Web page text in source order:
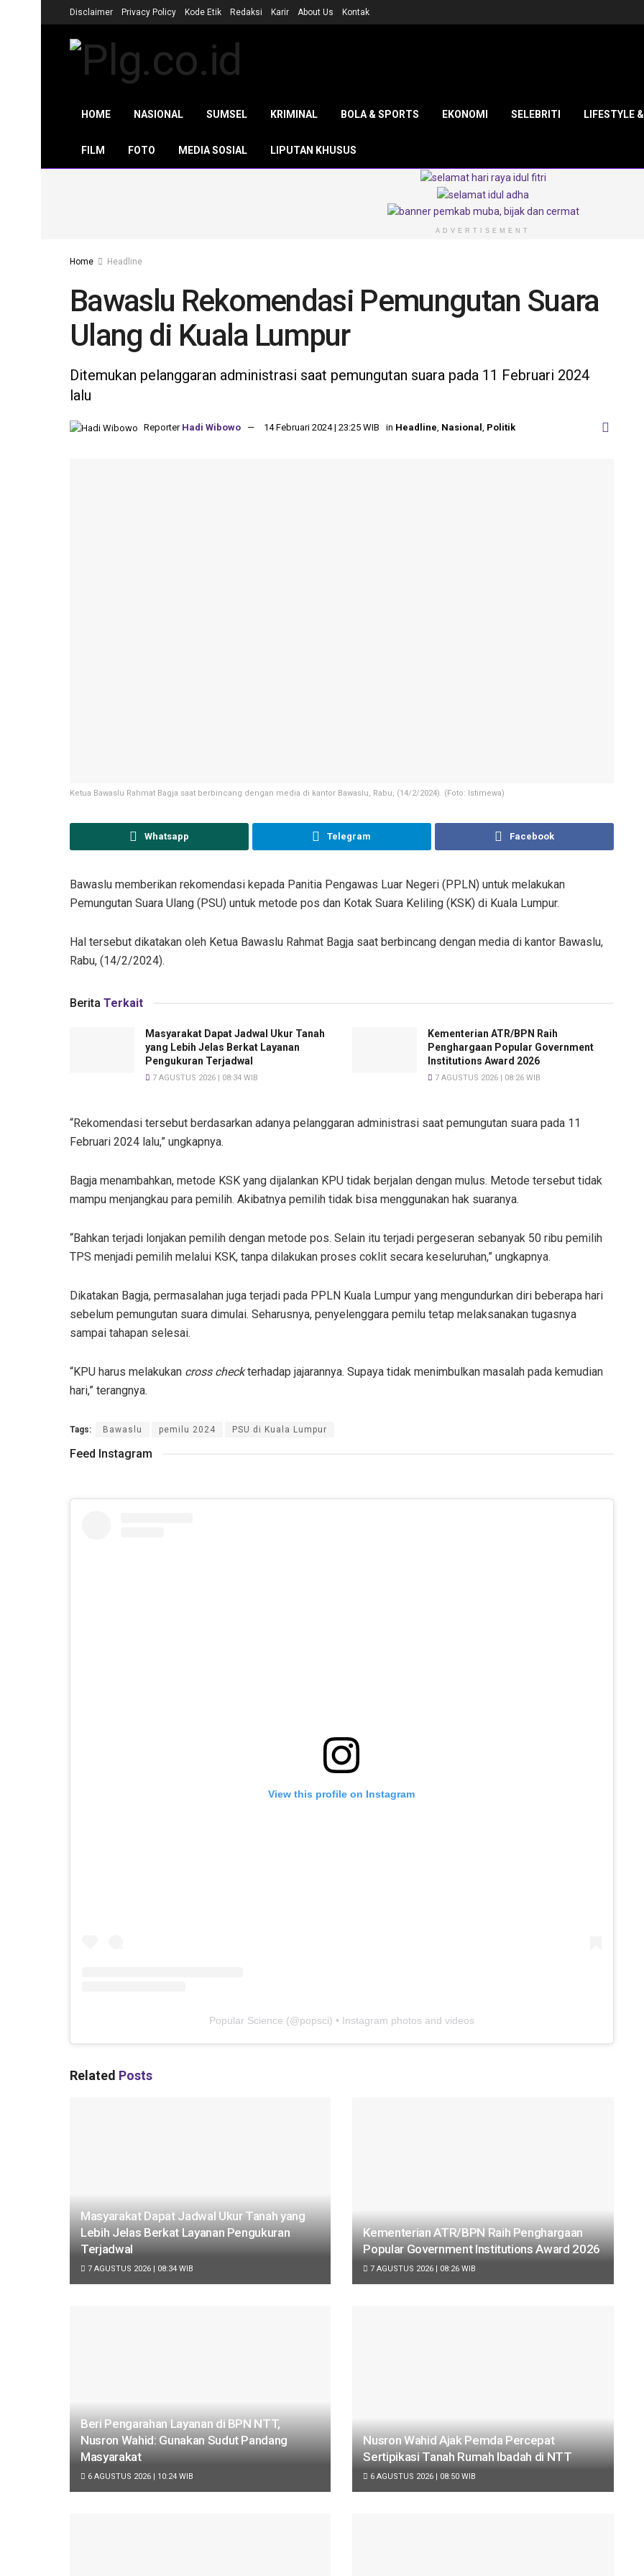
Disclaimer Privacy Policy Kode Etik Redaksi Karir About Us Kontak
HOME NASIONAL SUMSEL KRIMINAL BOLA & SPORTS EKONOMI SELEBRITI LIFESTYLE
FILM FOTO MEDIA SOSIAL LIPUTAN KHUSUS
ADVERTISEMENT
Home Headline
Bawaslu Rekomendasi Pemungutan Suara
Ulang di Kuala Lumpur
Ditemukan pelanggaran administrasi saat pemungutan suara pada 11 Februari 2024
lalu
Reporter Hadi Wibowo 14 Februari 2024 | 23:25 WIB in Headline, Nasional , Politik
Ketua Bawaslu Rahmat Bagja saat berbincang dengan media di kantor Bawaslu, Rabu, (14/2/2024). (Foto: Istimewa)
Whatsapp Telegram Facebook
Bawaslu memberikan rekomendasi kepada Panitia Pengawas Luar Negeri (PPLN) untuk melakukan
Pemungutan Suara Ulang (PSU) untuk metode pos dan Kotak Suara Keliling (KSK) di Kuala Lumpur.
Hal tersebut dikatakan oleh Ketua Bawaslu Rahmat Bagja saat berbincang dengan media di kantor Bawaslu,
Rabu, (14/2/2024).
Berita Terkait
Masyarakat Dapat Jadwal Ukur Tanah
yang Lebih Jelas Berkat Layanan
Pengukuran Terjadwal
7 AGUSTUS 2026 | 08:34 WIB
Kementerian ATR/BPN Raih
Penghargaan Popular Government
Institutions Award 2026
7 AGUSTUS 2026 | 08:26 WIB
“Rekomendasi tersebut berdasarkan adanya pelanggaran administrasi saat pemungutan suara pada 11
Februari 2024 lalu,” ungkapnya.
Bagja menambahkan, metode KSK yang dijalankan KPU tidak berjalan dengan mulus. Metode tersebut tidak
mampu menjangkau para pemilih. Akibatnya pemilih tidak bisa menggunakan hak suaranya.
“Bahkan terjadi lonjakan pemilih dengan metode pos. Selain itu terjadi pergeseran sebanyak 50 ribu pemilih
TPS menjadi pemilih melalui KSK, tanpa dilakukan proses coklit secara keseluruhan,” ungkapnya.
Dikatakan Bagja, permasalahan juga terjadi pada PPLN Kuala Lumpur yang mengundurkan diri beberapa hari
sebelum pemungutan suara dimulai. Seharusnya, penyelenggara pemilu tetap melaksanakan tugasnya
sampai tahapan selesai.
“KPU harus melakukan cross checkterhadap jajarannya. Supaya tidak menimbulkan masalah pada kemudian
hari,” terangnya.
Tags: Bawaslu pemilu 2024 PSU di Kuala Lumpur
Feed Instagram
View this profile on Instagram
Popular Science (@popsci) • Instagram photos and videos
Related Posts
Masyarakat Dapat Jadwal Ukur Tanah yang
Lebih Jelas Berkat Layanan Pengukuran
Terjadwal
7 AGUSTUS 2026 | 08:34 WIB
Kementerian ATR/BPN Raih Penghargaan
Popular Government Institutions Award 2026
7 AGUSTUS 2026 | 08:26 WIB
Beri Pengarahan Layanan di BPN NTT,
Nusron Wahid: Gunakan Sudut Pandang
Masyarakat
6 AGUSTUS 2026 | 10:24 WIB
Nusron Wahid Ajak Pemda Percepat
Sertipikasi Tanah Rumah Ibadah di NTT
6 AGUSTUS 2026 | 08:50 WIB